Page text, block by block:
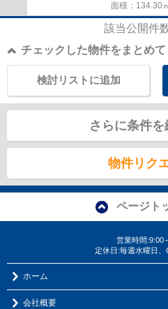
面積：134.30
該当公開件
チェックした物件をまとめて
検討リストに追加
さらに条件
物件リク
ページト
営業時間:9:00
定休日:毎週水曜日
ホーム
会社概要